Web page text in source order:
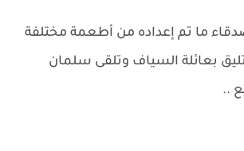
ما تم إعداده من أطعمة مختلفة
بعائلة السياف وتلقى سلمان
..